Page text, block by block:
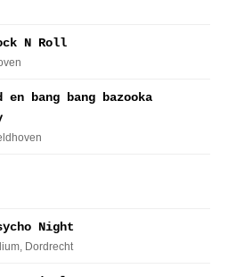
N Roll
en bang bang bazooka
Night
, Dordrecht